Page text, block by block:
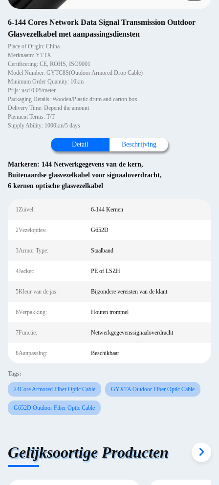
6-144 Cores Network Data Signal Transmission Outdoor
Glasvezelkabel met aanpassingsdiensten
Place of Origin: China
Merknaam: YTTX
Certificering: CE, ROHS, ISO9001
Model Number: GYTC8S(Outdoor Armored Drop Cable)
Minimum Order Quantity: 10km
Prijs: usd 0.05/meter
Packaging Details: Wooden/Plastic drum and carton box
Delivery Time: Depend the amount
Payment Terms: T/T
Supply Ability: 1000km/5 days
Detail Beschrijving
Markeren: 144 Netwerkgegevens van de kern,
Buitenaardse glasvezelkabel voor signaaloverdracht,
6 kernen optische glasvezelkabel
1Zuivel: 6-144 Kernen
2Vezelopties: G652D
3Armor Type: Staalband
4Jacket: PE of LSZH
5Kleur van de jas: Bijzondere vereisten van de klant
6Verpakking: Houten trommel
7Functie: Netwerkgegevenssignaaloverdracht
8Aanpassing: Beschikbaar
Tags:
24Core Armored Fiber Optic Cable GYXTA Outdoor Fiber Optic Cable
G652D Outdoor Fiber Optic Cable
Gelijksoortige Producten